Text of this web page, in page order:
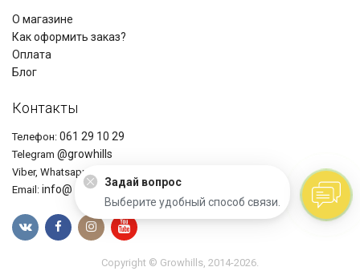
О магазине
Как оформить заказ?
Оплата
Блог
Контакты
Телефон: 061 29 10 29
Telegram @growhills
Viber, Whatsapp
Email: info@ growhills.com
Copyright © Growhills, 2014-2026.
Задай вопрос
Выберите удобный способ связи.